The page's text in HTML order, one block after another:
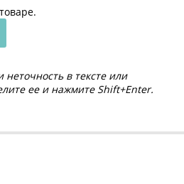
в тексте или
ее и нажмите Shift+Enter.